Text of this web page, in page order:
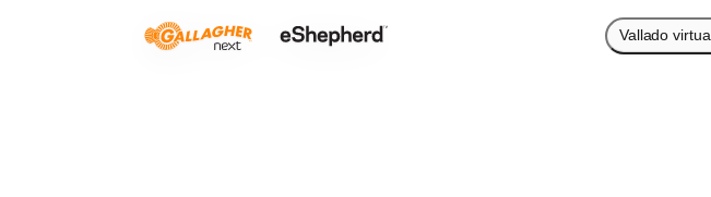
Vallado virtual